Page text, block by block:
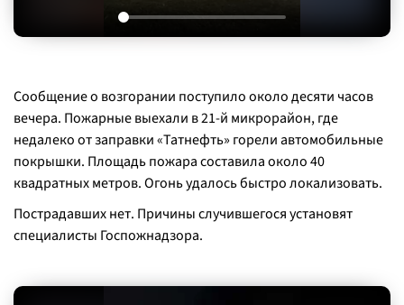
Сообщение о возгорании поступило около десяти часов
вечера. Пожарные выехали в 21-й микрорайон, где
недалеко от заправки «Татнефть» горели автомобильные
покрышки. Площадь пожара составила около 40
квадратных метров. Огонь удалось быстро локализовать.
Пострадавших нет. Причины случившегося установят
специалисты Госпожнадзора.